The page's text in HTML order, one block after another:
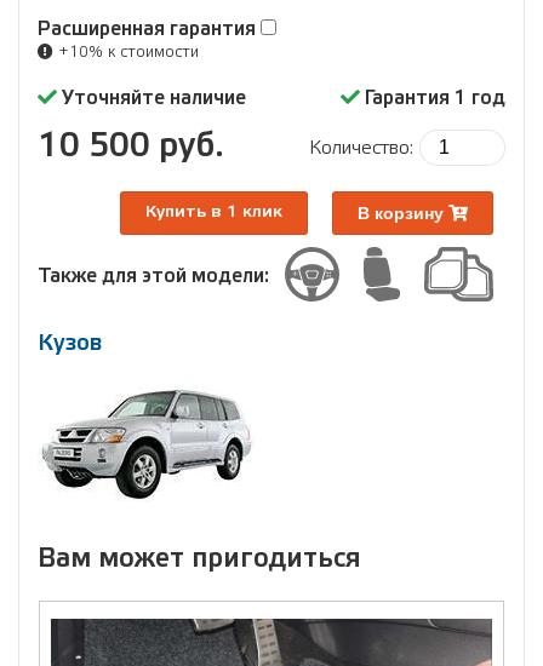
Расширенная гарантия
+10% к стоимости
Кузов
Уточняйте наличие Гарантия 1 год
10 500 руб. Количество:
Купить в 1 клик В корзину
Также для этой модели:
Вам может пригодиться